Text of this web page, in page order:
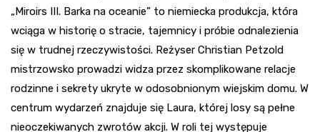
„Miroirs III. Barka na oceanie” to niemiecka produkcja, która
wciąga w historię o stracie, tajemnicy i próbie odnalezienia
się w trudnej rzeczywistości. Reżyser Christian Petzold
mistrzowsko prowadzi widza przez skomplikowane relacje
rodzinne i sekrety ukryte w odosobnionym wiejskim domu. W
centrum wydarzeń znajduje się Laura, której losy są pełne
nieoczekiwanych zwrotów akcji. W roli tej występuje